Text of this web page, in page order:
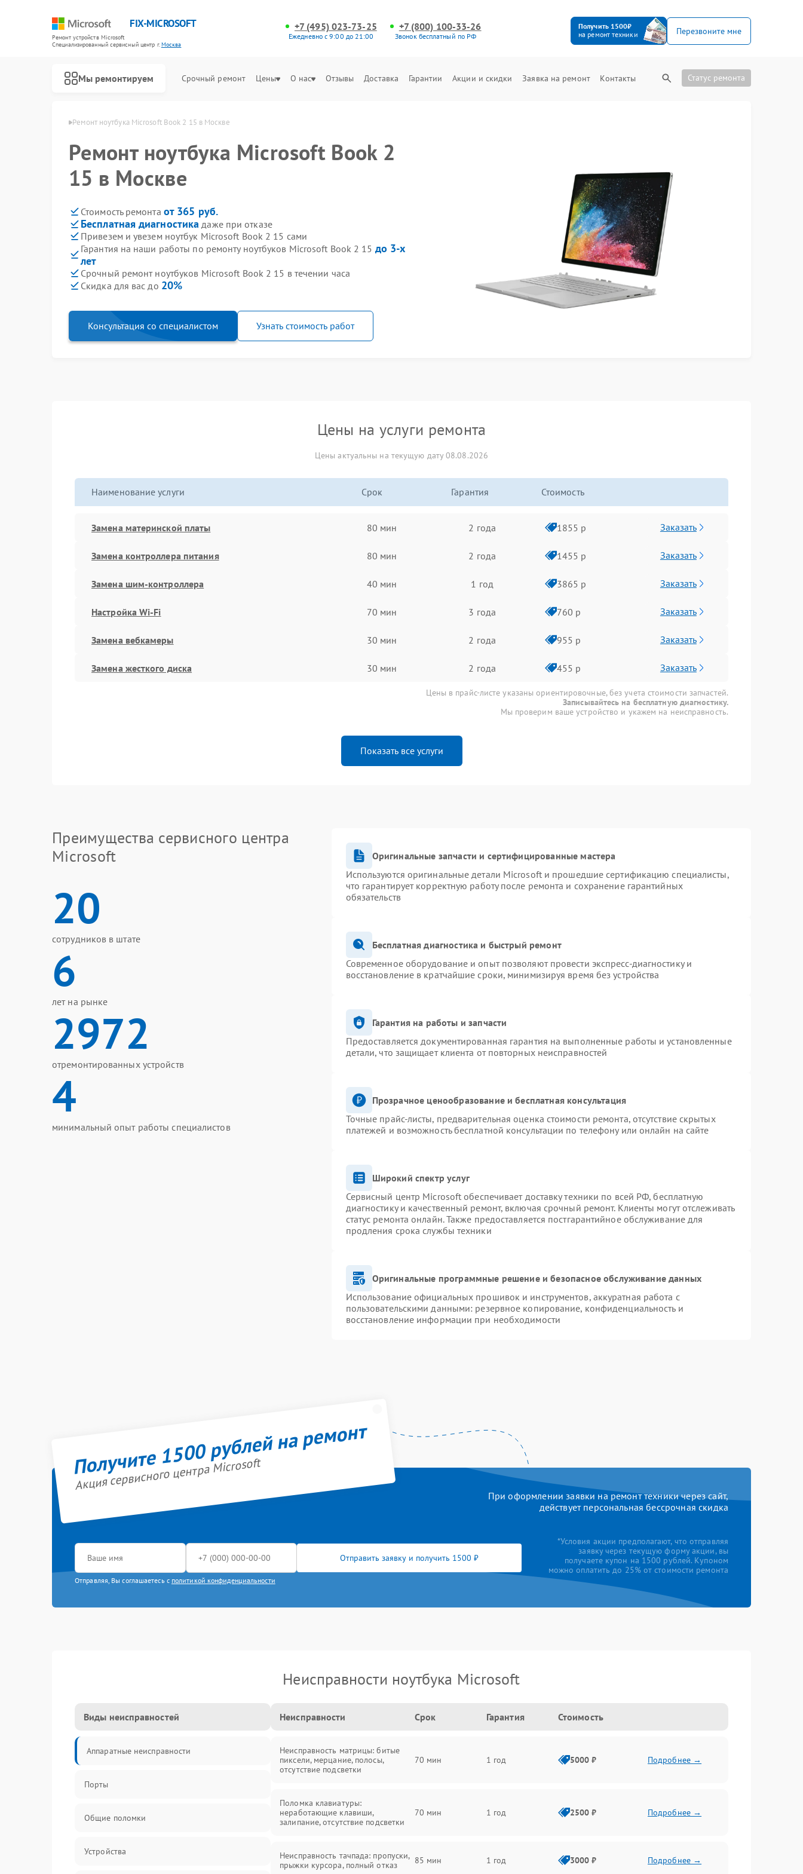
FIX-MICROSOFT
Ремонт устройств Microsoft
Специализированный cервисный центр г.Москва
+7 (495) 023-73-25
Ежедневно с 9:00 до 21:00
+7 (800) 100-33-26
Звонок бесплатный по РФ
Получить 1500₽
на ремонт техники
Перезвоните мне
Мы ремонтируем Срочный ремонт Цены О нас Отзывы Доставка Гарантии Акции и скидки Заявка на ремонт Контакты Статус ремонта
Microsoft в Москве Ремонт ноутбука Microsoft Book 2 15 в Москве
Ремонт ноутбука Microsoft Book 2
15 в Москве
Стоимость ремонта от 365 руб.
Бесплатная диагностика даже при отказе
Привезем и увезем ноутбук Microsoft Book 2 15 сами
Гарантия на наши работы по ремонту ноутбуков Microsoft Book 2 15 до 3-х
лет
Срочный ремонт ноутбуков Microsoft Book 2 15 в течении часа
Скидка для вас до 20%
Консультация со специалистом Узнать стоимость работ
Цены на услуги ремонта
Цены актуальны на текущую дату 08.08.2026
Наименование услуги Срок Гарантия Стоимость
Замена материнской платы 80 мин 2 года 1855 р Заказать
Замена контроллера питания 80 мин 2 года 1455 р Заказать
Замена шим-контроллера 40 мин 1 год 3865 р Заказать
Настройка Wi-Fi 70 мин 3 года 760 р Заказать
Замена вебкамеры 30 мин 2 года 955 р Заказать
Замена жесткого диска 30 мин 2 года 455 р Заказать
Цены в прайс-листе указаны ориентировочные, без учета стоимости запчастей.
Записывайтесь на бесплатную диагностику.
Мы проверим ваше устройство и укажем на неисправность.
Показать все услуги
Преимущества сервисного центра
Microsoft
20
сотрудников в штате
6
лет на рынке
2972
отремонтированных устройств
4
минимальный опыт работы специалистов
Оригинальные запчасти и сертифицированные мастера
Используются оригинальные детали Microsoft и прошедшие сертификацию специалисты,
что гарантирует корректную работу после ремонта и сохранение гарантийных
обязательств
Бесплатная диагностика и быстрый ремонт
Современное оборудование и опыт позволяют провести экспресс-диагностику и
восстановление в кратчайшие сроки, минимизируя время без устройства
Гарантия на работы и запчасти
Предоставляется документированная гарантия на выполненные работы и установленные
детали, что защищает клиента от повторных неисправностей
Прозрачное ценообразование и бесплатная консультация
Точные прайс-листы, предварительная оценка стоимости ремонта, отсутствие скрытых
платежей и возможность бесплатной консультации по телефону или онлайн на сайте
Широкий спектр услуг
Сервисный центр Microsoft обеспечивает доставку техники по всей РФ, бесплатную
диагностику и качественный ремонт, включая срочный ремонт. Клиенты могут отслеживать
статус ремонта онлайн. Также предоставляется постгарантийное обслуживание для
продления срока службы техники
Оригинальные программные решение и безопасное обслуживание данных
Использование официальных прошивок и инструментов, аккуратная работа с
пользовательскими данными: резервное копирование, конфиденциальность и
восстановление информации при необходимости
Получите 1500 рублей на ремонт
Акция сервисного центра Microsoft
При оформлении заявки на ремонт техники через сайт,
действует персональная бессрочная скидка
Отправить заявку и получить 1500 ₽
Отправляя, Вы соглашаетесь с политикой конфиденциальности
*Условия акции предполагают, что отправляя
заявку через текущую форму акции, вы
получаете купон на 1500 рублей. Купоном
можно оплатить до 25% от стоимости ремонта
Неисправности ноутбука Microsoft
Виды неисправностей
Аппаратные неисправности
Порты
Общие поломки
Устройства
Неисправности Срок Гарантия Стоимость
Неисправность матрицы: битые
пиксели, мерцание, полосы,
отсутствие подсветки
70 мин 1 год 5000 ₽ Подробнее →
Поломка клавиатуры:
неработающие клавиши,
залипание, отсутствие подсветки
70 мин 1 год 2500 ₽ Подробнее →
Неисправность тачпада: пропуски,
прыжки курсора, полный отказ
85 мин 1 год 3000 ₽ Подробнее →